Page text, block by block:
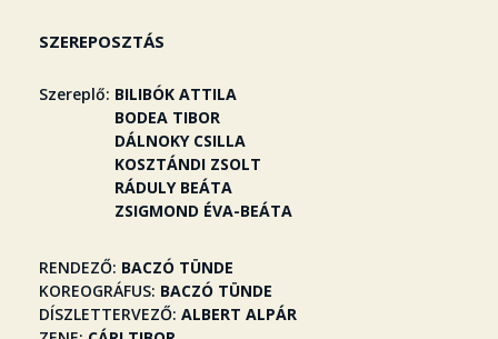
SZEREPOSZTÁS
Szereplő BILIBÓK ATTILA
BODEA TIBOR
DÁLNOKY CSILLA
KOSZTÁNDI ZSOLT
RÁDULY BEÁTA
ZSIGMOND ÉVA-BEÁTA
RENDEZŐ BACZÓ TÜNDE
KOREOGRÁFUS BACZÓ TÜNDE
DÍSZLETTERVEZŐ ALBERT ALPÁR